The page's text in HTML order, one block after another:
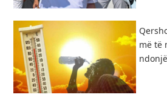
më të